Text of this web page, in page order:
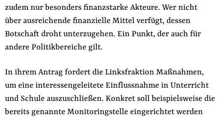
zudem nur besonders finanzstarke Akteure. Wer nicht
über ausreichende finanzielle Mittel verfügt, dessen
Botschaft droht unterzugehen. Ein Punkt, der auch für
andere Politikbereiche gilt.
In ihrem Antrag fordert die Linksfraktion Maßnahmen,
um eine interessengeleitete Einflussnahme in Unterricht
und Schule auszuschließen. Konkret soll beispielsweise die
bereits genannte Monitoringstelle eingerichtet werden